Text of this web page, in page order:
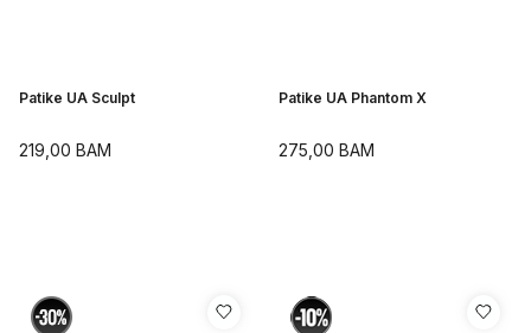
Patike UA Sculpt
219,00 BAM
Patike UA Phantom X
275,00 BAM